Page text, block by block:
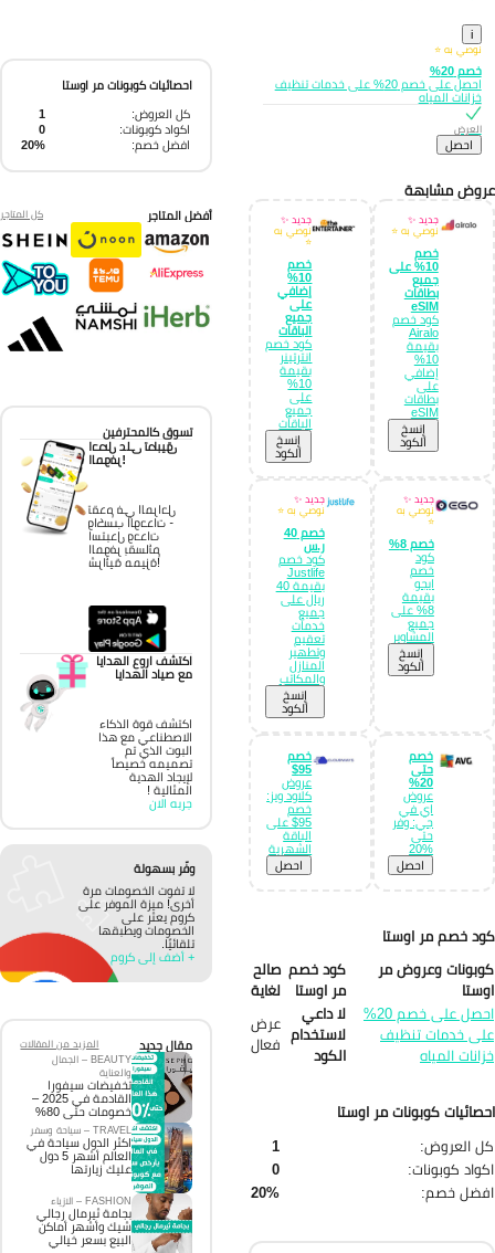
i
نوصي به ⭐
خصم 20%
احصل على خصم 20% على خدمات تنظيف
خزانات المياه
العرض
احصل
مشابهة
جديد ✨
نوصي به ⭐
خصم
10% على
جميع
بطاقات
eSIM
كود خصم
Airalo
بقيمة
10%
إضافي
على
بطاقات
eSIM
إِنسخ
الكود
جديد ✨
نوصي به
خصم
10%
إضافي
على
جميع
الباقات
كود خصم
انترتينر
بقيمة
10%
على
جميع
الباقات
إِنسخ
الكود
جديد ✨
نوصي به
خصم 8%
كود
خصم
ايجو
بقيمة
8% على
جميع
المشاوير
إِنسخ
الكود
جديد ✨
نوصي به ⭐
خصم 40
ر.س
كود خصم
Justlife
بقيمة 40
ريال على
جميع
خدمات
تعقيم
وتطهير
المنازل
والمكاتب
إِنسخ
الكود
خصم
حتى
20%
عروض
اي في
جي: وفر
حتى
%20
احصل
خصم
95$
عروض
كلاود ويز:
خصم
95$ على
الباقة
الشهرية
احصل
خصم مر اوستا
وعروض مر
كود خصم
مر اوستا
صالح
لغاية
احصل على خصم 20%
خدمات تنظيف
المياه
لا داعي
لاستخدام
الكود
عرض
فعال
كوبونات مر اوستا
العروض:
كوبونات:
خصم:
20%
احصائيات كوبونات مر اوستا
كل العروض:
اكواد كوبونات:
افضل خصم: 20%
أفضل المتاجر كل المتاجر
تسوق كالمحترفين
احصل على تطبيق
الموفر!
تقدم في المراحل
واكسب الوحدات -
استبدل وحدات
الموفر بقسائم
شرائية مميزة!
اكتشف اروع الهدايا
مع صياد الهدايا
اكتشف قوة الذكاء
الاصطناعي مع هذا
البوت الذي تم
تصميمه خصيصاً
لإيجاد الهدية
المثالية !
جربه الان
وفّر بسهولة
لا تفوت الخصومات مرة
أخرى! ميزة الموفر على
كروم يعثر على
الخصومات ويطبقها
تلقائيًا.
+ أضف إلى كروم
مقال جديد
المزيد من المقالات
BEAUTY – الجمال
والعناية
تخفيضات سيفورا
القادمة في 2025 –
خصومات حتى 80%
TRAVEL – سياحة وسفر
اكثر الدول سياحة في
العالم أشهر 5 دول
عليك زيارتها
FASHION – الازياء
بجامة ثيرمال رجالي
شيك وأشهر أماكن
البيع بسعر خيالي